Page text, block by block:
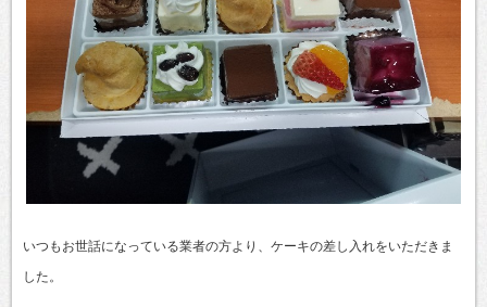
いつもお世話になっている業者の方より、ケーキの差し入れをいただきま
した。